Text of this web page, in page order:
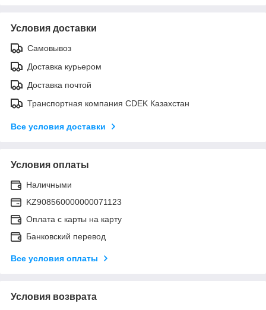
Условия доставки
Самовывоз
Доставка курьером
Доставка почтой
Транспортная компания CDEK Казахстан
Все условия доставки
Условия оплаты
Наличными
KZ908560000000071123
Оплата с карты на карту
Банковский перевод
Все условия оплаты
Условия возврата